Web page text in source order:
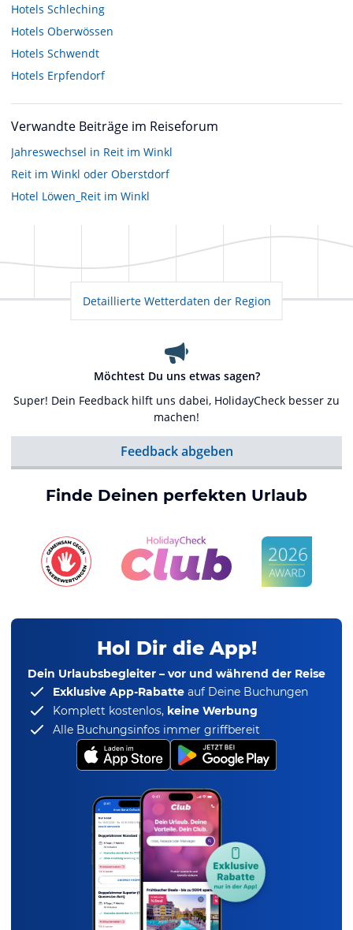
Hotels Schleching
Hotels Oberwössen
Hotels Schwendt
Hotels Erpfendorf
Verwandte Beiträge im Reiseforum
Jahreswechsel in Reit im Winkl
Reit im Winkl oder Oberstdorf
Hotel Löwen_Reit im Winkl
Detaillierte Wetterdaten der Region
Möchtest Du uns etwas sagen?
Super! Dein Feedback hilft uns dabei, HolidayCheck besser zu
machen!
Feedback abgeben
Finde Deinen perfekten Urlaub
Hol Dir die App!
Dein Urlaubsbegleiter – vor und während der Reise
Exklusive App-Rabatte auf Deine Buchungen
Komplett kostenlos, keine Werbung
Alle Buchungsinfos immer griffbereit